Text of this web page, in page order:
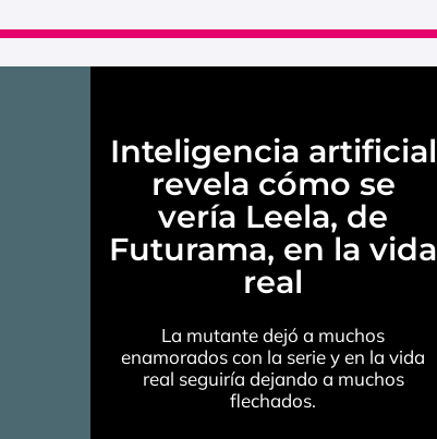
Inteligencia artificial
revela cómo se
vería Leela, de
Futurama, en la vida
real
La mutante dejó a muchos
enamorados con la serie y en la vida
real seguiría dejando a muchos
flechados.